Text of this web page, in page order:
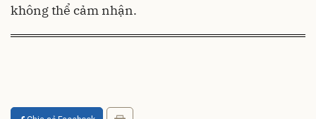
không thể cảm nhận.